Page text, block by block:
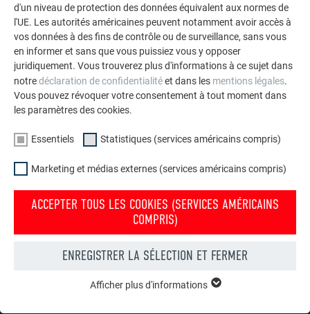
Trucs & Astuces
Vous trouverez ici des vidéos produits supplémentaires qui
pourront faciliter la pose.
RETOUR À L'ESPACE SERVICE
d'un niveau de protection des données équivalent aux normes de
l'UE. Les autorités américaines peuvent notamment avoir accès à
vos données à des fins de contrôle ou de surveillance, sans vous
en informer et sans que vous puissiez vous y opposer
juridiquement. Vous trouverez plus d'informations à ce sujet dans
notredéclaration de confidentialitéet dans les mentions légales.
Vous pouvez révoquer votre consentement à tout moment dans
les paramètres des cookies.
Essentiels Statistiques (services américains compris)
Marketing et médias externes (services américains compris)
ACCEPTER TOUS LES COOKIES (SERVICES AMÉRICAINS
COMPRIS)
ENREGISTRER LA SÉLECTION ET FERMER
Afficher plus d'informations